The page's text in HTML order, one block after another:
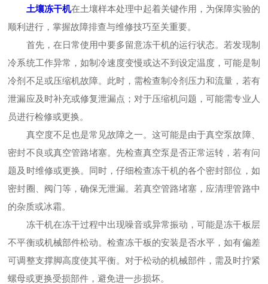
土壤冻干机在土壤样本处理中起着关键作用，为保障实验的
顺利进行，掌握故障排查与维修技巧至关重要。
首先，在日常使用中要多留意冻干机的运行状态。若发现制
冷系统工作异常，如制冷速度变慢或达不到设定温度，可能是制
冷剂不足或压缩机故障。此时，需检查制冷剂压力和流量，若有
泄漏应及时补充或修复泄漏点；对于压缩机问题，可能需专业人
员进行检修或更换。
真空度不足也是常见故障之一。这可能是由于真空泵故障、
密封不良或真空管路堵塞。先检查真空泵是否正常运转，若有问
题及时维修或更换。同时，仔细检查冻干机的各个密封部位，如
密封圈、阀门等，确保无泄漏。若真空管路堵塞，应清理管路中
的杂质或冰霜。
冻干机在冻干过程中出现噪音或异常振动，可能是冻干板层
不平衡或机械部件松动。检查冻干板的安装是否水平，如有偏差
可调整支撑脚高度使其平衡。对于松动的机械部件，需及时拧紧
螺母或更换受损部件，避免进一步损坏。